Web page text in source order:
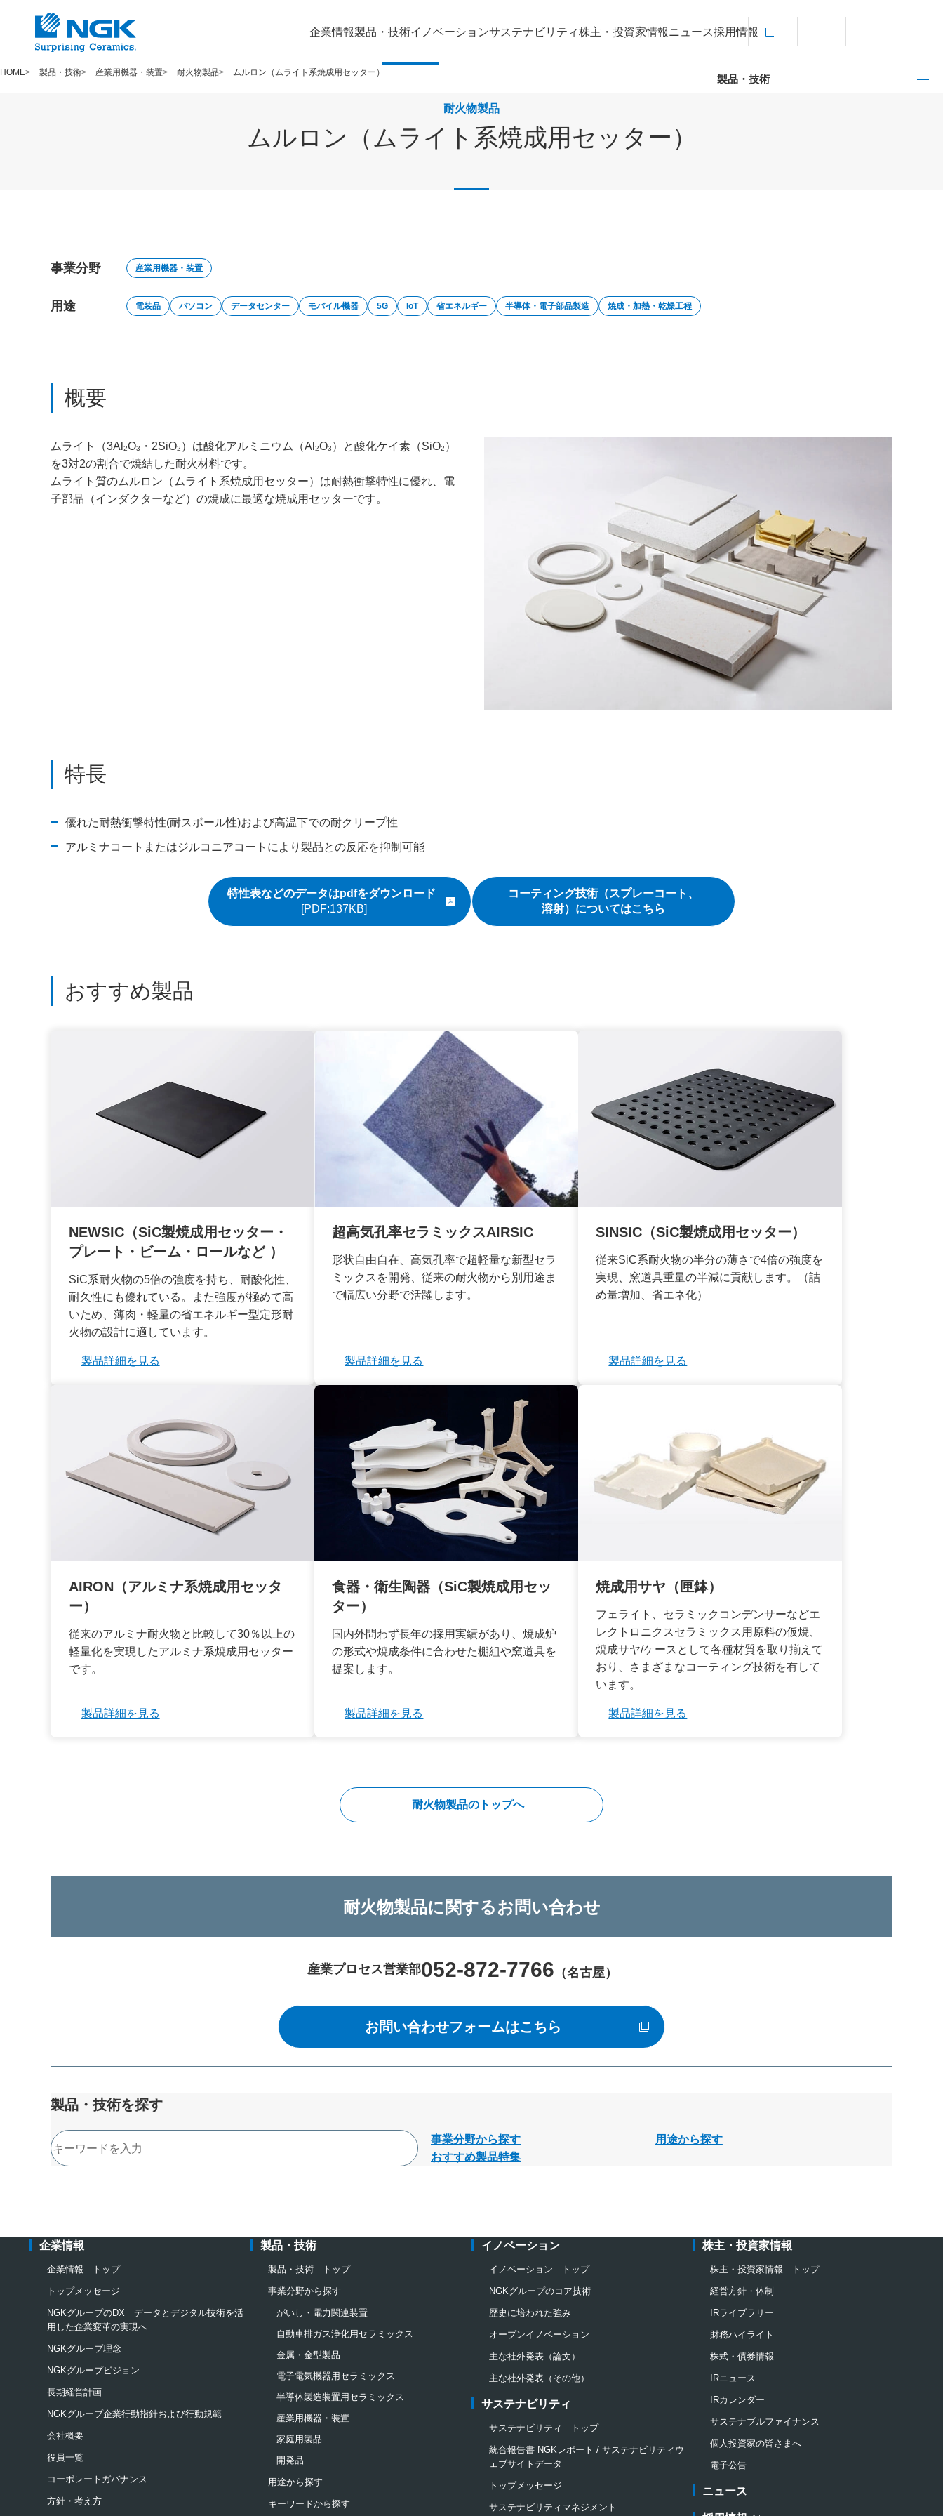
企業情報製品・技術イノベーションサステナビリティ株主・投資家情報ニュース採用情報
新規ウィンドウを開きます
言語切り替えメニューを開く
HOME 製品・技術 産業用機器・装置 耐火物製品 ムルロン（ムライト系焼成用セッター）
耐火物製品
ムルロン（ムライト系焼成用セッター）
事業分野 産業用機器・装置
用途 電装品 パソコン データセンター モバイル機器 5G IoT 省エネルギー 半導体・電子部品製造 焼成・加熱・乾燥工程
概要
ムライト（3Al 2O3 ・2SiO2 ）は酸化アルミニウム（Al 2O3 ）と酸化ケイ素（SiO2 ）
を3対2の割合で焼結した耐火材料です。
ムライト質のムルロン（ムライト系焼成用セッター）は耐熱衝撃特性に優れ、電
子部品（インダクターなど）の焼成に最適な焼成用セッターです。
特長
優れた耐熱衝撃特性(耐スポール性)および高温下での耐クリープ性
アルミナコートまたはジルコニアコートにより製品との反応を抑制可能
特性表などのデータはpdfをダウンロード
[PDF:137KB]PDFファイルが新規ウィンドウで開きます
コーティング技術（スプレーコート、
溶射）についてはこちら
おすすめ製品
NEWSIC（SiC製焼成用セッター・
プレート・ビーム・ロールなど ）
SiC系耐火物の5倍の強度を持ち、耐酸化性、
耐久性にも優れている。また強度が極めて高
いため、薄肉・軽量の省エネルギー型定形耐
火物の設計に適しています。
製品詳細を見る
超高気孔率セラミックスAIRSIC
形状自由自在、高気孔率で超軽量な新型セラ
ミックスを開発、従来の耐火物から別用途ま
で幅広い分野で活躍します。
製品詳細を見る
SINSIC（SiC製焼成用セッター）
従来SiC系耐火物の半分の薄さで4倍の強度を
実現、窯道具重量の半減に貢献します。（詰
め量増加、省エネ化）
製品詳細を見る
AIRON（アルミナ系焼成用セッタ
ー）
従来のアルミナ耐火物と比較して30％以上の
軽量化を実現したアルミナ系焼成用セッター
です。
製品詳細を見る
食器・衛生陶器（SiC製焼成用セッ
ター）
国内外問わず長年の採用実績があり、焼成炉
の形式や焼成条件に合わせた棚組や窯道具を
提案します。
製品詳細を見る
焼成用サヤ（匣鉢）
フェライト、セラミックコンデンサーなどエ
レクトロニクスセラミックス用原料の仮焼、
焼成サヤ/ケースとして各種材質を取り揃えて
おり、さまざまなコーティング技術を有して
います。
製品詳細を見る
耐火物製品のトップへ
耐火物製品に関するお問い合わせ
産業プロセス営業部052-872-7766 （名古屋）
お問い合わせフォームはこちら
新規ウィンドウを開きます
製品・技術を探す
事業分野から探す
用途から探す
おすすめ製品特集
製品・技術
企業情報
企業情報 トップ
トップメッセージ
NGKグループのDX データとデジタル技術を活
用した企業変革の実現へ
NGKグループ理念
NGKグループビジョン
長期経営計画
NGKグループ企業行動指針および行動規範
会社概要
役員一覧
コーポレートガバナンス
方針・考え方
製品・技術
製品・技術 トップ
事業分野から探す
がいし・電力関連装置
自動車排ガス浄化用セラミックス
金属・金型製品
電子電気機器用セラミックス
半導体製造装置用セラミックス
産業用機器・装置
家庭用製品
開発品
用途から探す
キーワードから探す
イノベーション
イノベーション トップ
NGKグループのコア技術
歴史に培われた強み
オープンイノベーション
主な社外発表（論文）
主な社外発表（その他）
サステナビリティ
サステナビリティ トップ
統合報告書 NGKレポート / サステナビリティウ
ェブサイトデータ
トップメッセージ
サステナビリティマネジメント
株主・投資家情報
株主・投資家情報 トップ
経営方針・体制
IRライブラリー
財務ハイライト
株式・債券情報
IRニュース
IRカレンダー
サステナブルファイナンス
個人投資家の皆さまへ
電子公告
ニュース